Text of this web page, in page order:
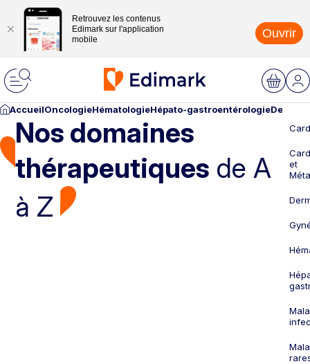
Retrouvez les contenus
Edimark sur l'application
mobile
Ouvrir
AccueilOncologieHématologieHépato-gastroentérologie
Nos domaines
thérapeutiques de A
à Z
et